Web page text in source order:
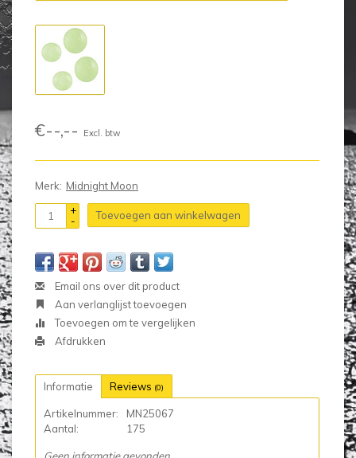
€--,-- Excl. btw
Merk: Midnight Moon
+
-
Toevoegen aan winkelwagen
Email ons over dit product
Aan verlanglijst toevoegen
Toevoegen om te vergelijken
Afdrukken
Informatie Reviews (0)
Artikelnummer:
MN25067
Aantal:
175